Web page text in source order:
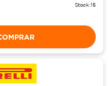
Stock:15